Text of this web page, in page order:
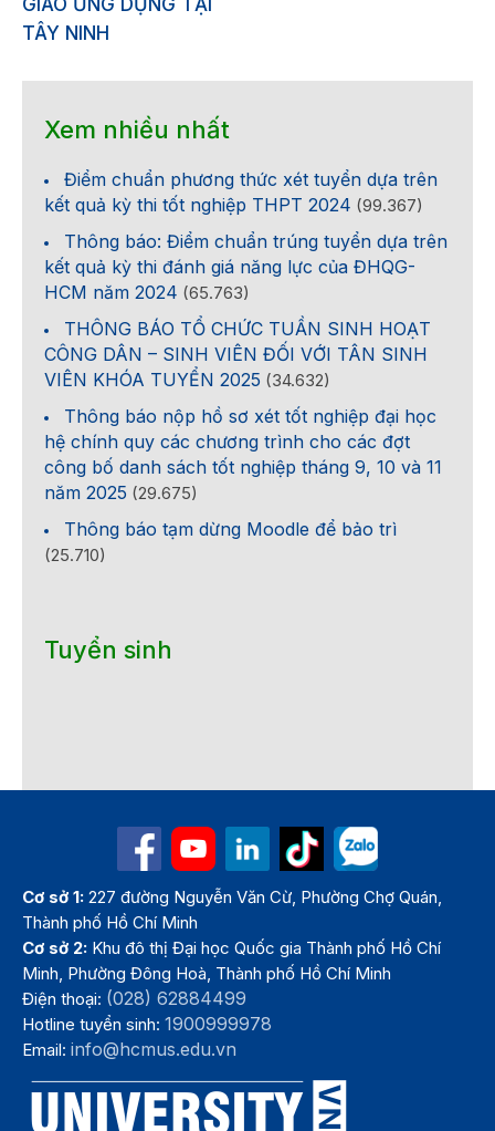
GIAO ỨNG DỤNG TẠI
TÂY NINH
Xem nhiều nhất
Điểm chuẩn phương thức xét tuyển dựa trên
kết quả kỳ thi tốt nghiệp THPT 2024 (99.367)
Thông báo: Điểm chuẩn trúng tuyển dựa trên
kết quả kỳ thi đánh giá năng lực của ĐHQG-
HCM năm 2024 (65.763)
THÔNG BÁO TỔ CHỨC TUẦN SINH HOẠT
CÔNG DÂN – SINH VIÊN ĐỐI VỚI TÂN SINH
VIÊN KHÓA TUYỂN 2025 (34.632)
Thông báo nộp hồ sơ xét tốt nghiệp đại học
hệ chính quy các chương trình cho các đợt
công bố danh sách tốt nghiệp tháng 9, 10 và 11
năm 2025 (29.675)
Thông báo tạm dừng Moodle để bảo trì
(25.710)
Tuyển sinh
Cơ sở 1: 227 đường Nguyễn Văn Cừ, Phường Chợ Quán,
Thành phố Hồ Chí Minh
Cơ sở 2: Khu đô thị Đại học Quốc gia Thành phố Hồ Chí
Minh, Phường Đông Hoà, Thành phố Hồ Chí Minh
Điện thoại: (028) 62884499
Hotline tuyển sinh:1900999978
Email:info@hcmus.edu.vn